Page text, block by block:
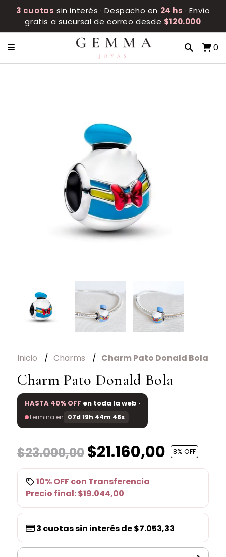
3 cuotas sin interés · Despacho en 24 hs · Envío
gratis a sucursal de correo desde $120.000
0
Inicio Charms Charm Pato Donald Bola
Charm Pato Donald Bola
HASTA 40% OFF en toda la web ·
Termina en 07d 19h 44m 48s
$23.000,00$21.160,00 8% OFF
10% OFFcon Transferencia
Precio final:$19.044,00
3 cuotas sin interés de$7.053,33